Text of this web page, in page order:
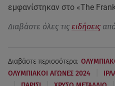
εμφανίστηκαν στο «The
Διαβάστε όλες τις ειδήσεις
Διαβάστε περισσότερα:
ΟΛΥΜΠΙΑΚΟΙ ΑΓΩΝΕΣ 2024